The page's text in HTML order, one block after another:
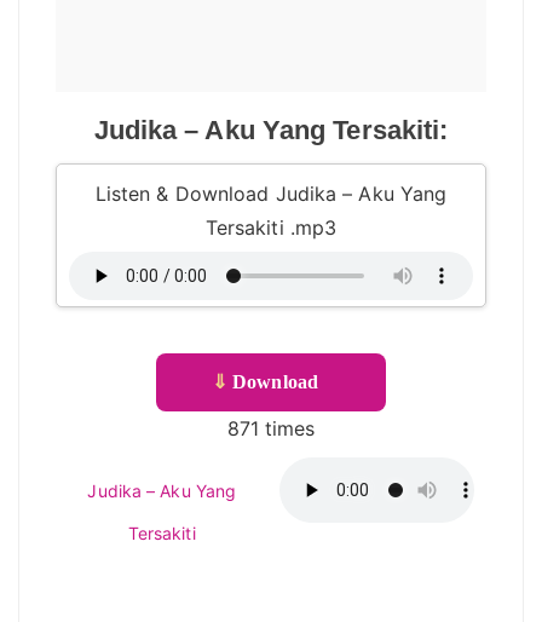
Judika – Aku Yang Tersakiti:
Listen & Download Judika – Aku Yang
Tersakiti .mp3
⇓ Download
871 times
Judika – Aku Yang
Tersakiti